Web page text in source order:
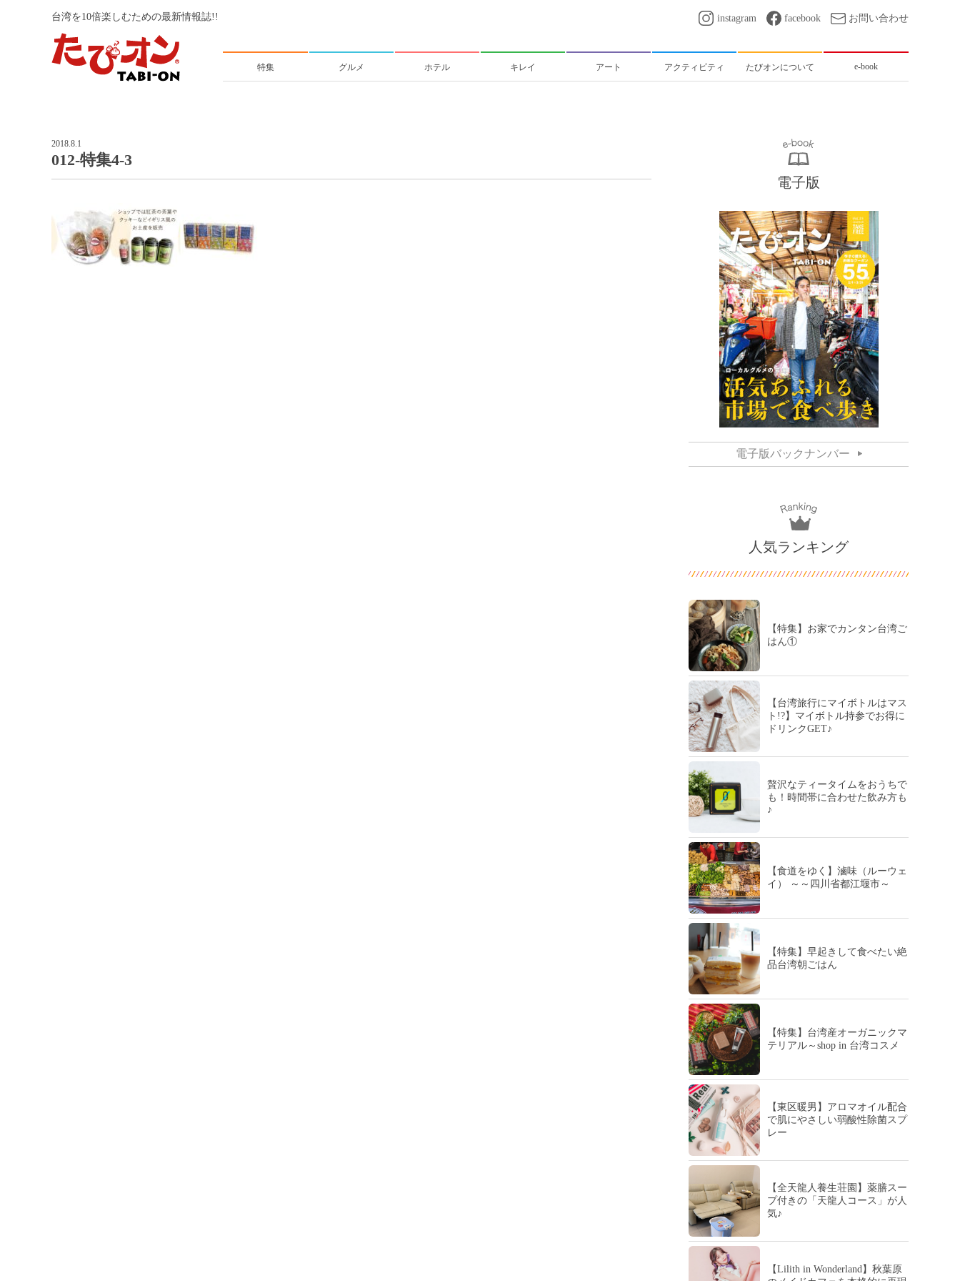
台湾を10倍楽しむための最新情報誌!! instagram facebook お問い合わせ
特集 グルメ ホテル キレイ アート アクティビティ たびオンについて e-book
2018.8.1
012-特集4-3
電子版
電子版バックナンバー
人気ランキング
【特集】お家でカンタン台湾ご
はん①
【台湾旅行にマイボトルはマス
ト!?】マイボトル持参でお得に
ドリンクGET♪
贅沢なティータイムをおうちで
も！時間帯に合わせた飲み方も
♪
【食道をゆく】滷味（ルーウェ
イ） ～～四川省都江堰市～
【特集】早起きして食べたい絶
品台湾朝ごはん
【特集】台湾産オーガニックマ
テリアル～shop in 台湾コスメ
【東区暖男】アロマオイル配合
で肌にやさしい弱酸性除菌スプ
レー
【全天龍人養生荘園】薬膳スー
プ付きの「天龍人コース」が人
気♪
【Lilith in Wonderland】秋葉原